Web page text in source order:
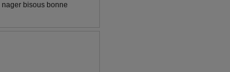
nager bisous bonne